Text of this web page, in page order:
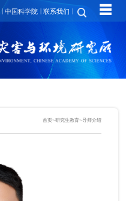
| 中国科学院 | 联系我们 | ☰
首页>研究生教育>导师介绍